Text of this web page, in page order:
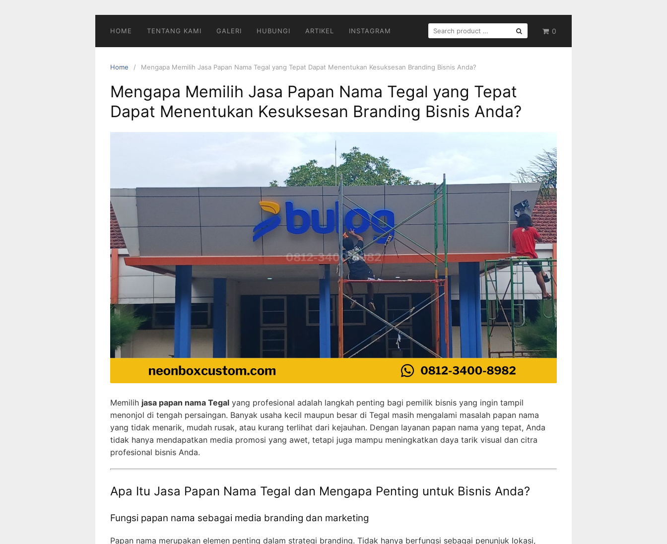
0
HOME TENTANG KAMI GALERI HUBUNGI ARTIKEL INSTAGRAM
SEARCH
FOR:
Home Mengapa Memilih Jasa Papan Nama Tegal yang Tepat Dapat Menentukan Kesuksesan Branding Bisnis Anda?
Mengapa Memilih Jasa Papan Nama Tegal yang Tepat
Dapat Menentukan Kesuksesan Branding Bisnis Anda?
Memilih jasa papan nama Tegal yang profesional adalah langkah penting bagi pemilik bisnis yang ingin tampil
menonjol di tengah persaingan. Banyak usaha kecil maupun besar di Tegal masih mengalami masalah papan nama
yang tidak menarik, mudah rusak, atau kurang terlihat dari kejauhan. Dengan layanan papan nama yang tepat, Anda
tidak hanya mendapatkan media promosi yang awet, tetapi juga mampu meningkatkan daya tarik visual dan citra
profesional bisnis Anda.
Apa Itu Jasa Papan Nama Tegal dan Mengapa Penting untuk Bisnis Anda?
Fungsi papan nama sebagai media branding dan marketing
Papan nama merupakan elemen penting dalam strategi branding. Tidak hanya berfungsi sebagai penunjuk lokasi,